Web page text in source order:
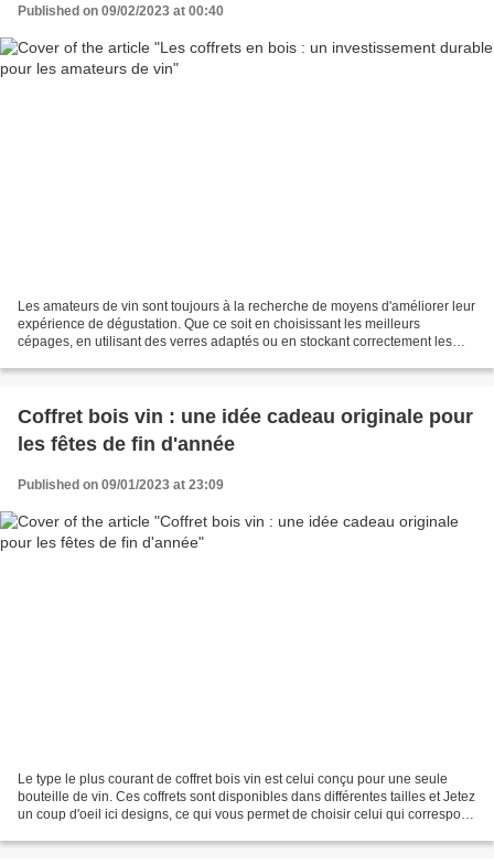
Published on 09/02/2023 at 00:40
Les amateurs de vin sont toujours à la recherche de moyens d'améliorer leur
expérience de dégustation. Que ce soit en choisissant les meilleurs
cépages, en utilisant des verres adaptés ou en stockant correctement les
Coffret bois vin : une idée cadeau originale pour
les fêtes de fin d'année
Published on 09/01/2023 at 23:09
Le type le plus courant de coffret bois vin est celui conçu pour une seule
bouteille de vin. Ces coffrets sont disponibles dans différentes tailles et Jetez
un coup d'oeil ici designs, ce qui vous permet de choisir celui qui correspond